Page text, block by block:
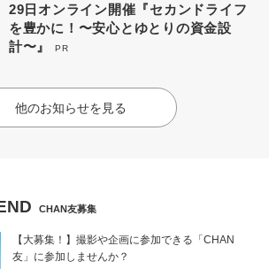
29日オンライン開催『セカンドライフ
を豊かに！〜安心とゆとりの資金設
計〜』
PR
他のお知らせを見る
CHAN友募集
【大募集！】撮影や企画に参加できる「CHAN
友」に参加しませんか？